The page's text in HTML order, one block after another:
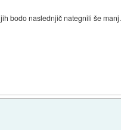
bodo naslednjič nategnili še manj.